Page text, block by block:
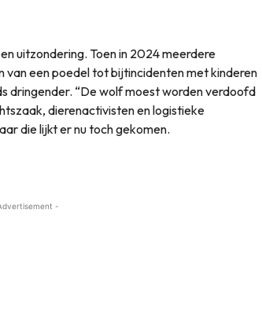
uitzondering. Toen in 2024 meerdere
van een poedel tot bijtincidenten met kinderen
dringender. “De wolf moest worden verdoofd
dierenactivisten en logistieke
die lijkt er nu toch gekomen.
-